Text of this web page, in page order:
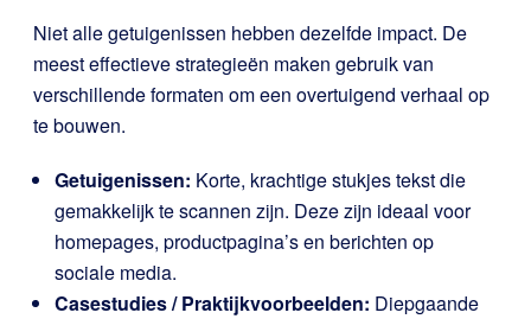
Niet alle getuigenissen hebben dezelfde impact. De
meest effectieve strategieën maken gebruik van
verschillende formaten om een overtuigend verhaal op
te bouwen.
Getuigenissen: Korte, krachtige stukjes tekst die
gemakkelijk te scannen zijn. Deze zijn ideaal voor
homepages, productpagina’s en berichten op
sociale media.
Casestudies / Praktijkvoorbeelden: Diepgaande